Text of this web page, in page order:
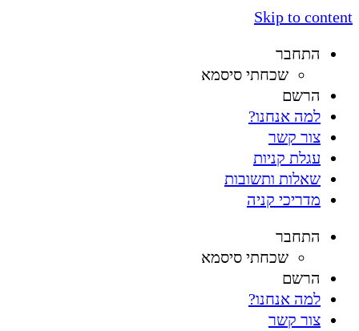
Skip to content
התחבר
שכחתי סיסמא
הרשם
למה אנחנו?
צור קשר
עגלת קניות
שאלות ותשובות
מדריכי קניה
התחבר
שכחתי סיסמא
הרשם
למה אנחנו?
צור קשר